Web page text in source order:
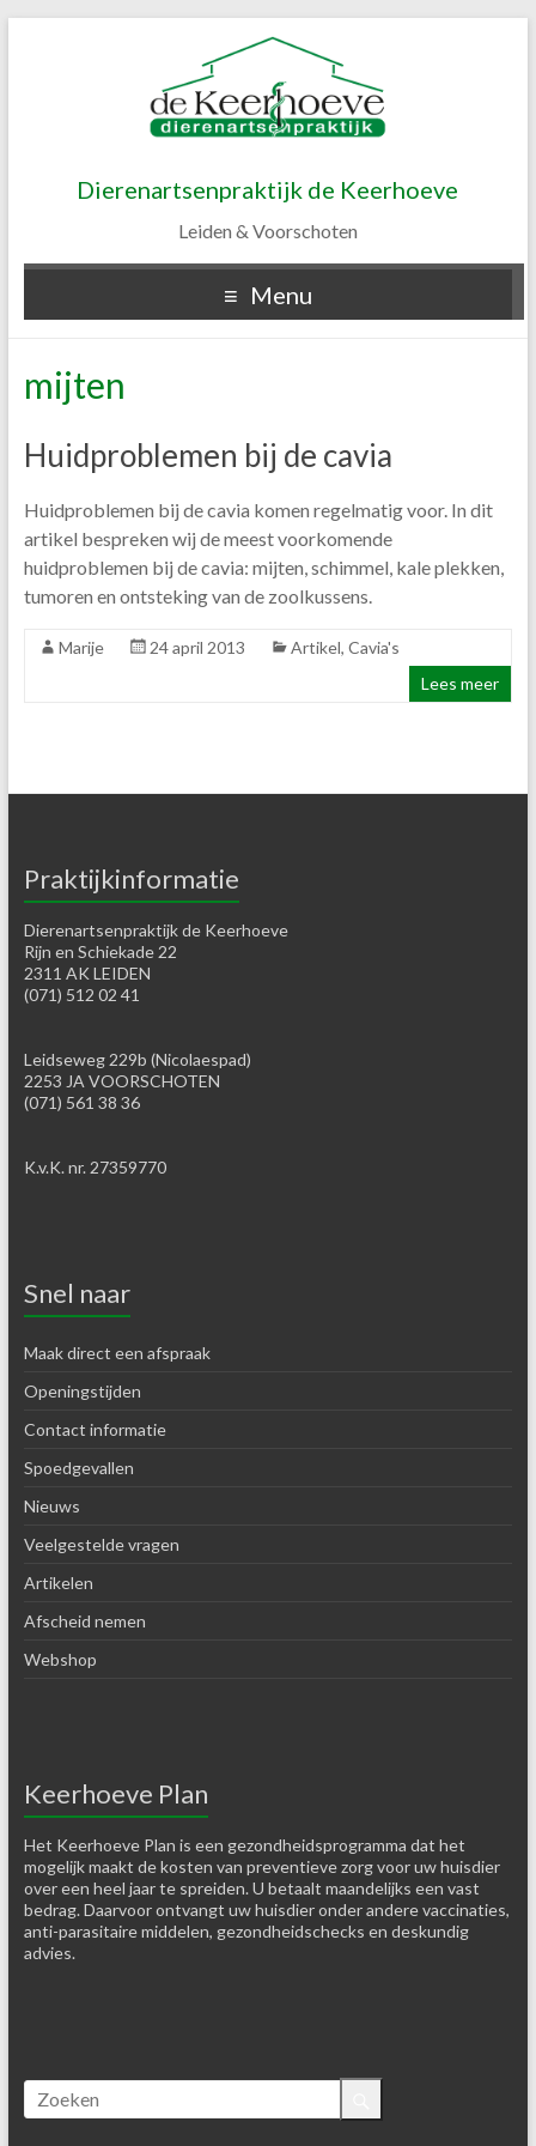
Dierenartsenpraktijk de Keerhoeve
Leiden & Voorschoten
Menu
mijten
Huidproblemen bij de cavia
Huidproblemen bij de cavia komen regelmatig voor. In dit
artikel bespreken wij de meest voorkomende
huidproblemen bij de cavia: mijten, schimmel, kale plekken,
tumoren en ontsteking van de zoolkussens.
Marije 24 april 2013 Artikel, Cavia's
Lees meer
Praktijkinformatie
Dierenartsenpraktijk de Keerhoeve
Rijn en Schiekade 22
2311 AK LEIDEN
(071) 512 02 41
Leidseweg 229b (Nicolaespad)
2253 JA VOORSCHOTEN
(071) 561 38 36
K.v.K. nr. 27359770
Snel naar
Maak direct een afspraak
Openingstijden
Contact informatie
Spoedgevallen
Nieuws
Veelgestelde vragen
Artikelen
Afscheid nemen
Webshop
Keerhoeve Plan
Het Keerhoeve Plan is een gezondheidsprogramma dat het
mogelijk maakt de kosten van preventieve zorg voor uw huisdier
over een heel jaar te spreiden. U betaalt maandelijks een vast
bedrag. Daarvoor ontvangt uw huisdier onder andere vaccinaties,
anti-parasitaire middelen, gezondheidschecks en deskundig
advies.